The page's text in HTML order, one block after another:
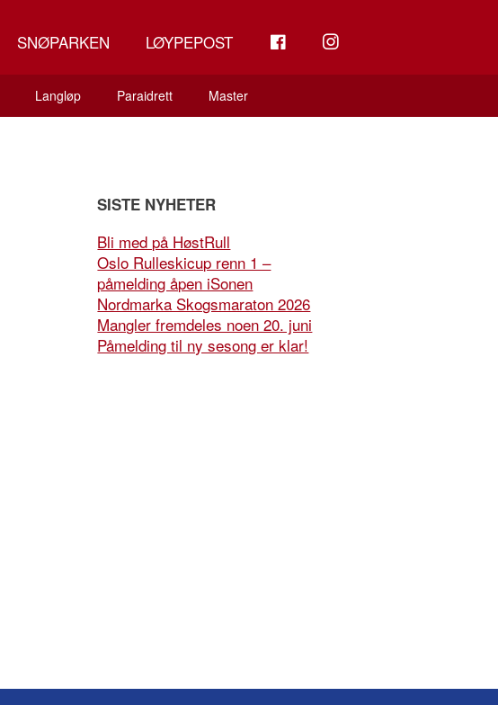
SNØPARKEN LØYPEPOST INSTAGRAM
Langløp Paraidrett Master
SISTE NYHETER
Bli med på HøstRull
Oslo Rulleskicup renn 1 –
påmelding åpen iSonen
Nordmarka Skogsmaraton 2026
Mangler fremdeles noen 20. juni
Påmelding til ny sesong er klar!